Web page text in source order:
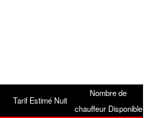
Tarif Estimé Nuit
Nombre de
chauffeur Disponible